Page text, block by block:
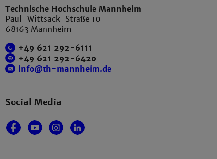
Technische Hochschule Mannheim
Paul-Wittsack-Straße 10
68163 Mannheim
+49 621 292-6111
+49 621 292-6420
info@th-mannheim.de
Social Media